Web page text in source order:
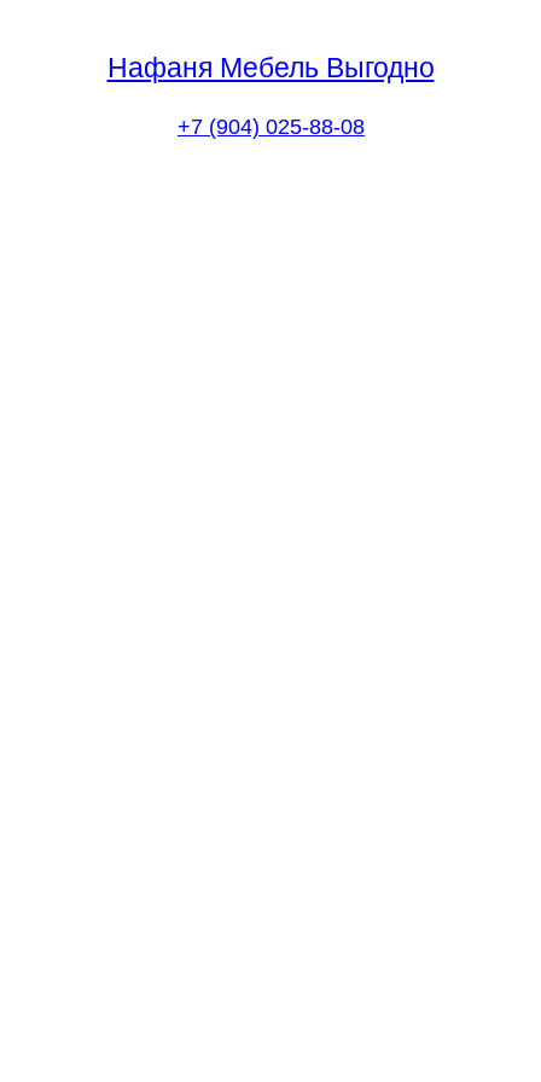
Нафаня Мебель Выгодно
+7 (904) 025-88-08